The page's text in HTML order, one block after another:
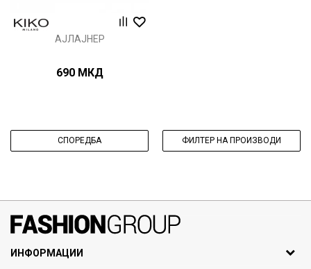
АЈЛАЈНЕР
690 МКД
СПОРЕДБА ФИЛТЕР НА ПРОИЗВОДИ
ИНФОРМАЦИИ